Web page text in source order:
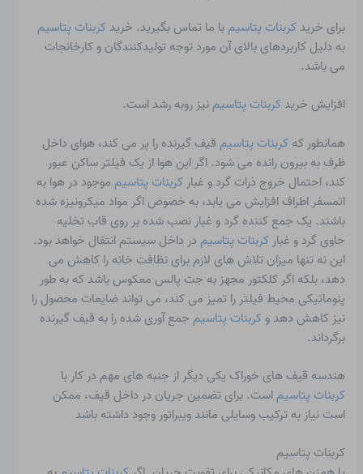
برای خرید کربنات پتاسیم با ما تماس بگیرید. خرید کربنات پتاسیم
به دلیل کاربردهای بالای آن مورد توجه تولیدکنندگان و کارخانجات
می باشد.
افزایش خرید کربنات پتاسیم نیز روبه رشد است.
همانطور که کربنات پتاسیم قیف گیرنده را پر می کند، هوای داخل
ظرف به بیرون رانده می شود. اگر این هوا از یک فیلتر ساکن عبور
کند، احتمال خروج ذرات گرد و غبار کربنات پتاسیم موجود در هوا به
اتمسفر اطراف افزایش می یابد، به خصوص اگر مواد میکرونیزه شده
باشند. یک جمع کننده گرد و غبار نصب شده بر روی قاب تخلیه
حاوی گرد و غبار کربنات پتاسیم در داخل سیستم انتقال خواهد بود.
این نه تنها میزان تلاش های لازم برای نظافت خانه را کاهش می
دهد، بلکه اگر کلکتور مجهز به جت پالس معکوس باشد که به طور
پنوماتیکی محیط فیلتر را تمیز می کند، می تواند ضایعات محصول را
نیز کاهش دهد و کربنات پتاسیم جمع آوری شده را به قیف گیرنده
برگرداند.
هندسه قیف های خوراک یکی دیگر از جنبه های مهم در کار با
کربنات پتاسیم است. برای تضمین جریان در داخل قیف، ممکن
است نیاز به ترکیب وسایلی مانند ویبراتور وجود داشته باشد
کربنات پتاسیم